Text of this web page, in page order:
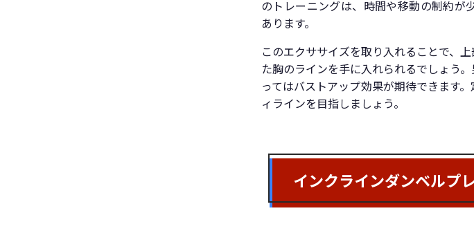
のトレーニングは、時間や移動の制約が
あります。
このエクササイズを取り入れることで、
た胸のラインを手に入れられるでしょう
ってはバストアップ効果が期待できます
ィラインを目指しましょう。
インクラインダンベルプ